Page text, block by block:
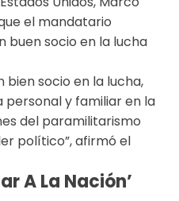
el mandatario
buen socio en la lucha
bien socio en la lucha,
personal y familiar en la
del paramilitarismo
político”, afirmó el
A La Nación’